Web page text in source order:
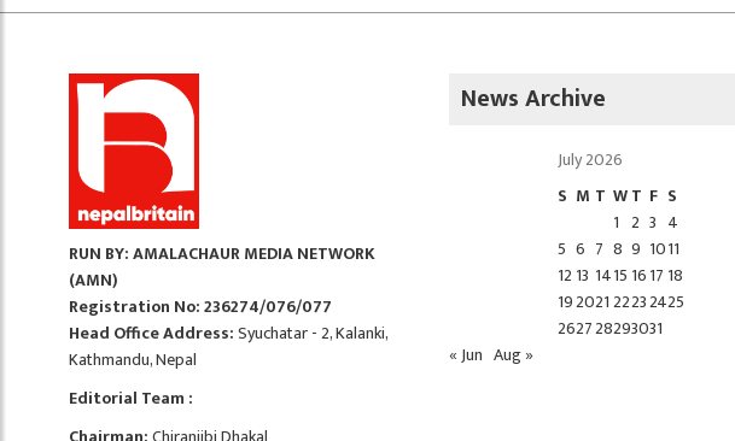
RUN BY: AMALACHAUR MEDIA NETWORK
(AMN)
Registration No: 236274/076/077
Head Office Address:Syuchatar - 2, Kalanki,
Kathmandu, Nepal
Editorial Team :
News Archive
July 2026
S M T WT F S
1 2 3 4
5 6 7 8 9 1011
12 13 1415 1617 18
19202122232425
262728293031
« Jun Aug »